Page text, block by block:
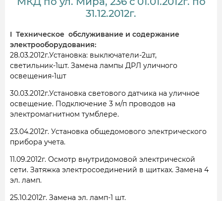
31.12.2012г.
I Техническое обслуживание и содержание
электрооборудования:
28.03.2012г.Установка: выключатели-2шт,
светильник-1шт. Замена лампы ДРЛ уличного
освещения-1шт
30.03.2012г.Установка светового датчика на уличное
освещение. Подключение 3 м/п проводов на
электромагнитном тумблере.
23.04.2012г. Установка общедомового электрического
прибора учета.
11.09.2012г. Осмотр внутридомовой электрической
сети. Затяжка электросоединений в щитках. Замена 4
эл. ламп.
25.10.2012г. Замена эл. ламп-1 шт.